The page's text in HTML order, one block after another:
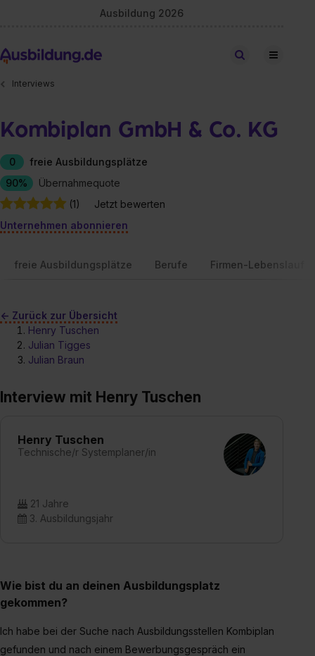
Ausbildung 2026
Stellen finden
Interviews
Kombiplan GmbH & Co. KG
0
freie Ausbildungsplätze
90%
Übernahmequote
(1)
Jetzt bewerten
Unternehmen abonnieren
freie Ausbildungsplätze Berufe Firmen-Lebenslauf
<- Zurück zur Übersicht
Henry Tuschen
Julian Tigges
Julian Braun
Interview mit Henry Tuschen
Henry Tuschen
Technische/r Systemplaner/in
21 Jahre
3. Ausbildungsjahr
Wie bist du an deinen Ausbildungsplatz
gekommen?
Ich habe bei der Suche nach Ausbildungsstellen Kombiplan
gefunden und nach einem Bewerbungsgespräch ein